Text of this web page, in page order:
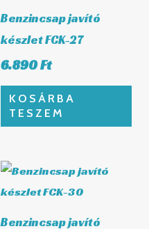
Benzincsap javító
készlet FCK-27
6.890Ft
KOSÁRBA
TESZEM
Benzincsap javító